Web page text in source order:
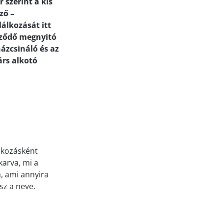
–
itt
megnyitó
és az
alkotó
mi a
ami annyira
a neve.